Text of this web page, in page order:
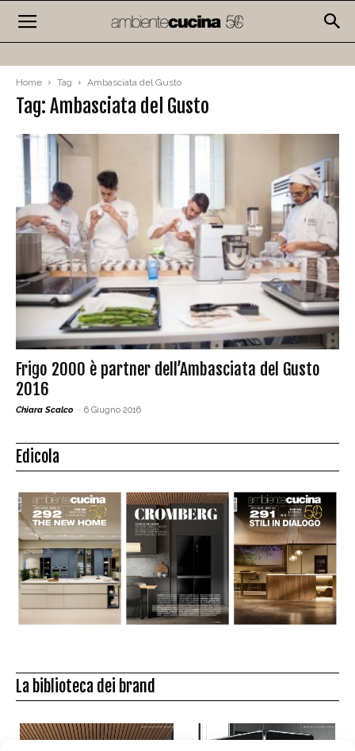
Home Tag Ambasciata del Gusto
Tag: Ambasciata del Gusto
Frigo 2000 è partner dell’Ambasciata del Gusto
2016
Chiara Scalco - 6 Giugno 2016
Edicola
La biblioteca dei brand